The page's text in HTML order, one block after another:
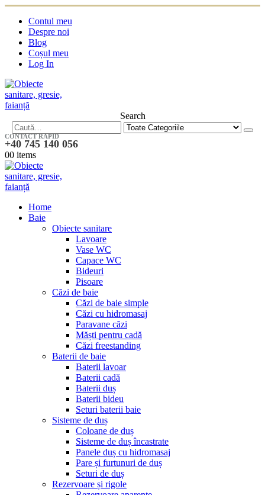
Contul meu
Despre noi
Blog
Coșul meu
Log In
Search
CONTACT RAPID
+40 745 140 056
00 items
Home
Baie
Obiecte sanitare
Lavoare
Vase WC
Capace WC
Bideuri
Pisoare
Căzi de baie
Căzi de baie simple
Căzi cu hidromasaj
Paravane căzi
Măști pentru cadă
Căzi freestanding
Baterii de baie
Baterii lavoar
Baterii cadă
Baterii duș
Baterii bideu
Seturi baterii baie
Sisteme de duș
Coloane de duș
Sisteme de duș încastrate
Panele duș cu hidromasaj
Pare și furtunuri de duș
Seturi de duș
Rezervoare și rigole